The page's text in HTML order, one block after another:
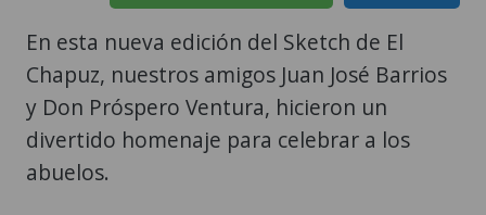
En esta nueva edición del Sketch de El
Chapuz, nuestros amigos Juan José Barrios
y Don Próspero Ventura, hicieron un
divertido homenaje para celebrar a los
abuelos.